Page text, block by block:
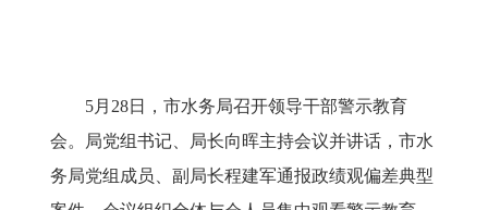
5月28日，市水务局召开领导干部警示教育
会。局党组书记、局长向晖主持会议并讲话，市水
务局党组成员、副局长程建军通报政绩观偏差典型